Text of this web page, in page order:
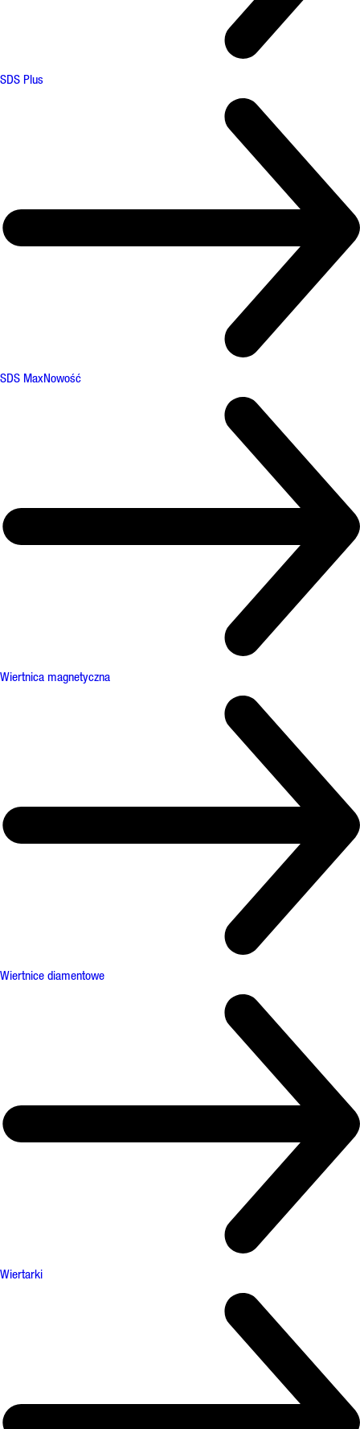
SDS Plus
SDS MaxNowość
Wiertnica magnetyczna
Wiertnice diamentowe
Wiertarki